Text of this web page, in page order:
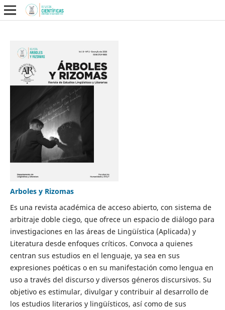
Arboles y Rizomas
Es una revista académica de acceso abierto, con sistema de
arbitraje doble ciego, que ofrece un espacio de diálogo para
investigaciones en las áreas de Lingüística (Aplicada) y
Literatura desde enfoques críticos. Convoca a quienes
centran sus estudios en el lenguaje, ya sea en sus
expresiones poéticas o en su manifestación como lengua en
uso a través del discurso y diversos géneros discursivos. Su
objetivo es estimular, divulgar y contribuir al desarrollo de
los estudios literarios y lingüísticos, así como de sus